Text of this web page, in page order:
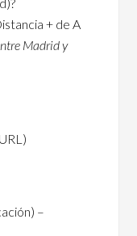
+ de A
Madrid y
–